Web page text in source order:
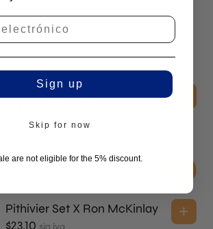
Onion Tuille Molds
Pithivier Set X Ron McKinlay
$23.10 sin iva
Sign up
Skip for now
are not eligible for the 5% discount.